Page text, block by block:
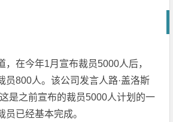
，在今年1月宣布裁员5000人后，
员800人。该公司发言人路·盖洛斯
是之前宣布的裁员5000人计划的一
员已经基本完成。